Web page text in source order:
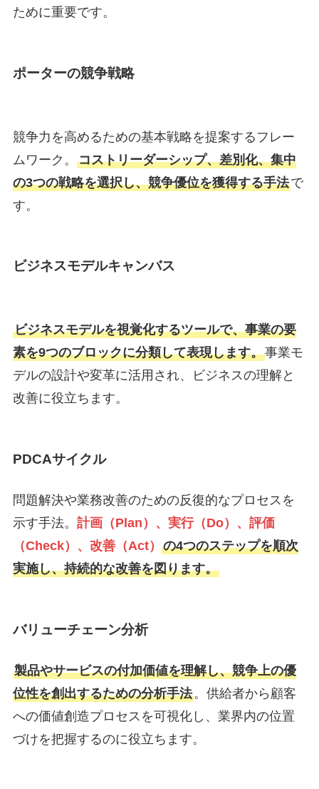
ために重要です。
ポーターの競争戦略
競争力を高めるための基本戦略を提案するフレー
ムワーク。 コストリーダーシップ、差別化、集中
の3つの戦略を選択し、競争優位を獲得する手法で
す。
ビジネスモデルキャンバス
ビジネスモデルを視覚化するツールで、事業の要
素を9つのブロックに分類して表現します。事業モ
デルの設計や変革に活用され、ビジネスの理解と
改善に役立ちます。
PDCAサイクル
問題解決や業務改善のための反復的なプロセスを
示す手法。 計画（Plan）、実行（Do）、評価
（Check）、改善（Act） の4つのステップを順次
実施し、持続的な改善を図ります。
バリューチェーン分析
製品やサービスの付加価値を理解し、競争上の優
位性を創出するための分析手法。供給者から顧客
への価値創造プロセスを可視化し、業界内の位置
づけを把握するのに役立ちます。